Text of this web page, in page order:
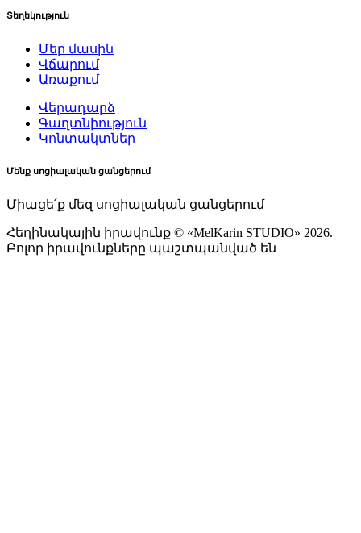
Տեղեկություն
Մեր մասին
Վճարում
Առաքում
Վերադարձ
Գաղտնիություն
Կոնտակտներ
Մենք սոցիալական ցանցերում
Միացե՛ք մեզ սոցիալական ցանցերում
Հեղինակային իրավունք © «MelKarin STUDIO» 2026.
Բոլոր իրավունքները պաշտպանված են